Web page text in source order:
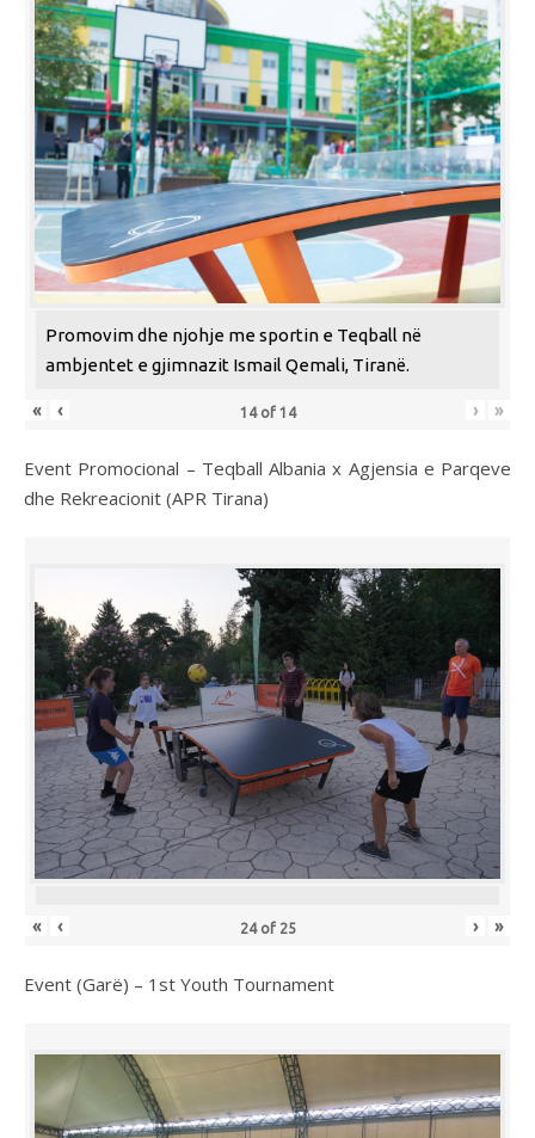
Promovim dhe njohje me sportin e Teqball në
ambjentet e gjimnazit Ismail Qemali, Tiranë.
« ‹ 14of 14 › »
Event Promocional – Teqball Albania x Agjensia e Parqeve
dhe Rekreacionit (APR Tirana)
« ‹ 24of 25 › »
Event (Garë) – 1st Youth Tournament